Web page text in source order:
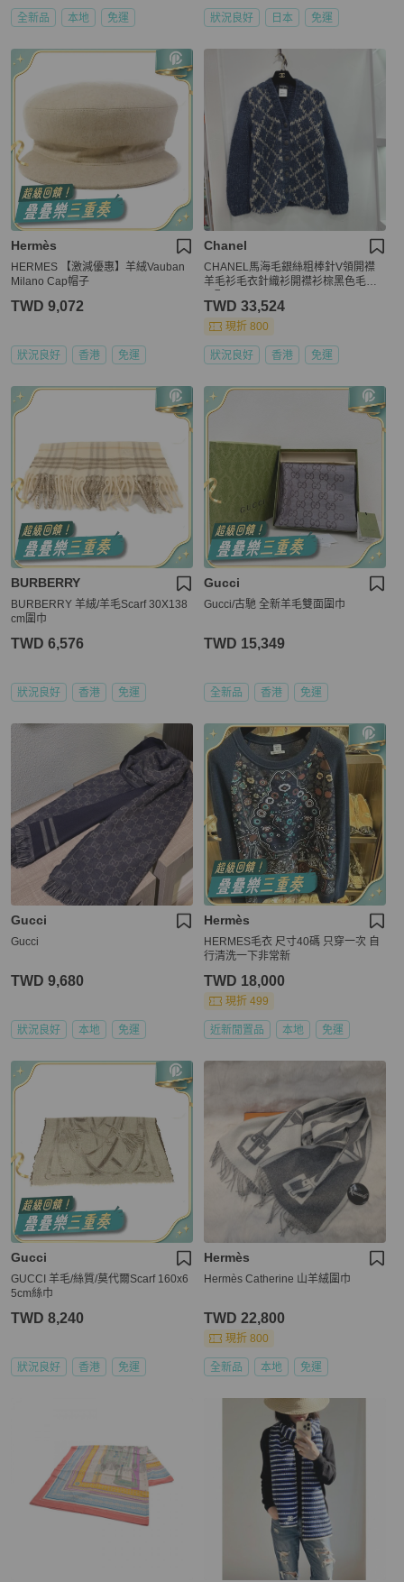
全新品 本地 免運 狀況良好 日本 免運
Hermès
HERMES 【激減優惠】羊絨Vauban
Milano Cap帽子
TWD 9,072
狀況良好 香港 免運
Chanel
CHANEL馬海毛銀絲粗棒針V領開襟
羊毛衫毛衣針織衫開襟衫棕黑色毛衣3
TWD 33,524
現折 800
狀況良好 香港 免運
BURBERRY
BURBERRY 羊絨/羊毛Scarf 30X138
cm圍巾
TWD 6,576
狀況良好 香港 免運
Gucci
Gucci/古馳 全新羊毛雙面圍巾
TWD 15,349
全新品 香港 免運
Gucci
Gucci
TWD 9,680
狀況良好 本地 免運
Hermès
HERMES毛衣 尺寸40碼 只穿一次 自
行清洗一下非常新
TWD 18,000
現折 499
近新閒置品 本地 免運
Gucci
GUCCI 羊毛/絲質/莫代爾Scarf 160x6
5cm絲巾
TWD 8,240
狀況良好 香港 免運
Hermès
Hermès Catherine 山羊絨圍巾
TWD 22,800
現折 800
全新品 本地 免運